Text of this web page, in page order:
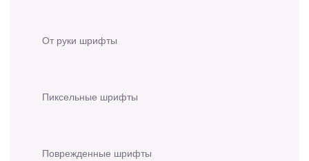
От руки шрифты
Пиксельные шрифты
Поврежденные шрифты